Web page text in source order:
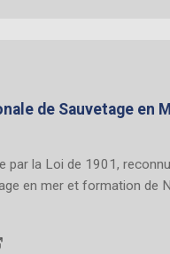
de Sauvetage en
par la Loi de 1901,
en mer et formation de